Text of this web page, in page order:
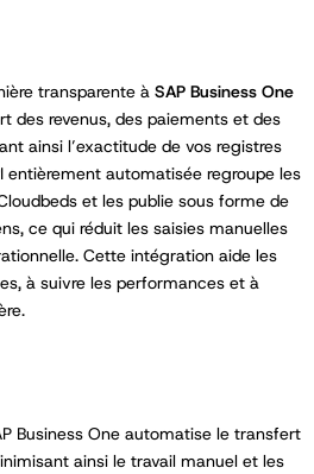
transparente à SAP Business One
des revenus, des paiements et des
ainsi l’exactitude de vos registres
entièrement automatisée regroupe les
et les publie sous forme de
ce qui réduit les saisies manuelles
Cette intégration aide les
à suivre les performances et à
Business One automatise le transfert
ainsi le travail manuel et les